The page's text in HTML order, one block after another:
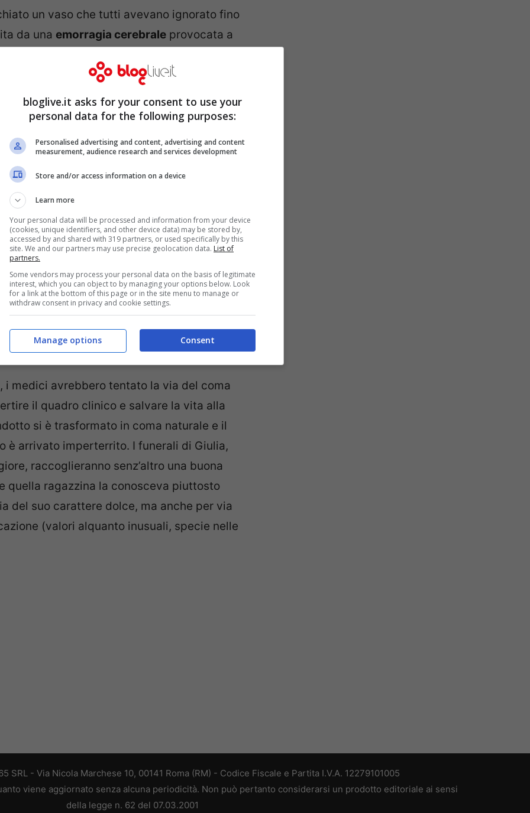
un vaso che tutti avevano ignorato fino
da una emorragia cerebrale provocata a
di avere un tumore, né lo sapevano i suoi
famiglia e amici. La notizia della sua
i familiari della ragazza, che fino a
tipo di sintomo. E invece un tumore al
e aveva cominciato ad ingrandirsi
i medici avrebbero tentato la via del coma
il quadro clinico e salvare la vita alla
si è trasformato in coma naturale e il
è arrivato imperterrito. I funerali di Giulia,
raccoglieranno senz’altro una buona
quella ragazzina la conosceva piuttosto
del suo carattere dolce, ma anche per via
(valori alquanto inusuali, specie nelle
SRL - Via Nicola Marchese 10, 00141 Roma (RM) - Codice Fiscale e Partita I.V.A. 12279101005
viene aggiornato senza alcuna periodicità. Non può pertanto considerarsi un prodotto editoriale ai sensi
della legge n. 62 del 07.03.2001
bloglive.it asks for your consent to use your
personal data for the following purposes:
Personalised advertising and content, advertising and content
measurement, audience research and services development
Store and/or access information on a device
Learn more
Your personal data will be processed and information from your device
(cookies, unique identifiers, and other device data) may be stored by,
accessed by and shared with 319 partners, or used specifically by this
site. We and our partners may use precise geolocation data. List of
partners.
Some vendors may process your personal data on the basis of legitimate
interest, which you can object to by managing your options below. Look
for a link at the bottom of this page or in the site menu to manage or
withdraw consent in privacy and cookie settings.
Consent
Manage options